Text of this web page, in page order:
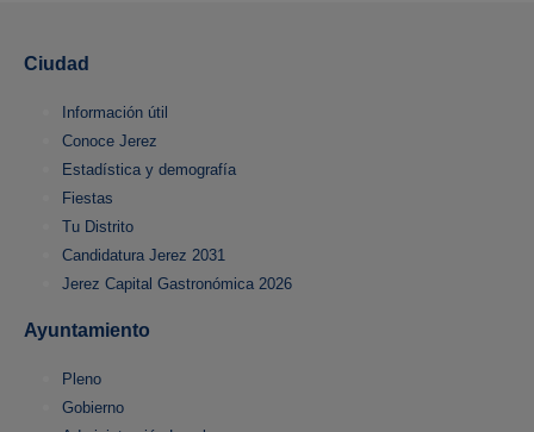
Ciudad
Información útil
Conoce Jerez
Estadística y demografía
Fiestas
Tu Distrito
Candidatura Jerez 2031
Jerez Capital Gastronómica 2026
Ayuntamiento
Pleno
Gobierno